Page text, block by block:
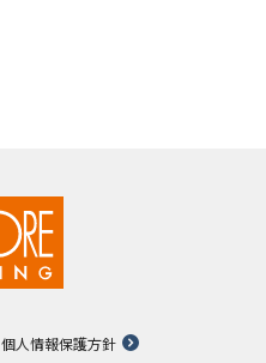
個人情報保護方針